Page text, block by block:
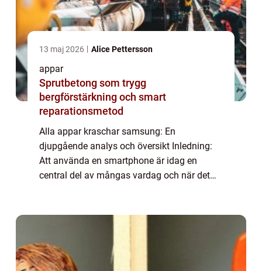
13 maj 2026 Alice Pettersson
appar
Sprutbetong som trygg
bergförstärkning och smart
reparationsmetod
Alla appar kraschar samsung: En
djupgående analys och översikt Inledning:
Att använda en smartphone är idag en
central del av mångas vardag och när det